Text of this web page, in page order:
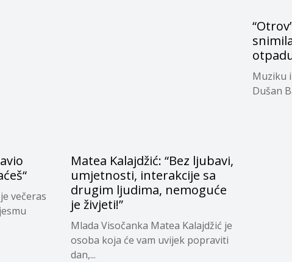
večeras
Matea Kalajdžić: “Bez ljubavi,
umjetnosti, interakcije sa
drugim ljudima, nemoguće
je živjeti!”
Mlada Visočanka Matea Kalajdžić je
osoba koja će vam uvijek popraviti
dan,...
Muziku
Dušan